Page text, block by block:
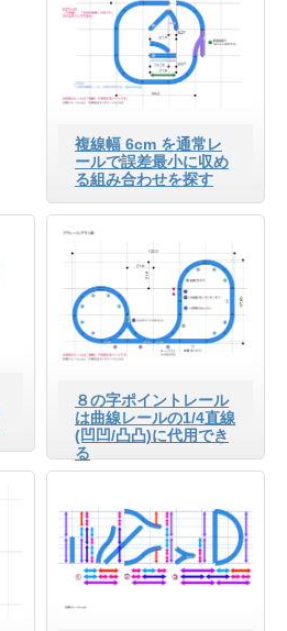
複線幅 6cm を通常レ
ールで誤差最小に収め
る組み合わせを探す
８の字ポイントレール
は曲線レールの1/4直線
(凹凹/凸凸)に代用でき
る